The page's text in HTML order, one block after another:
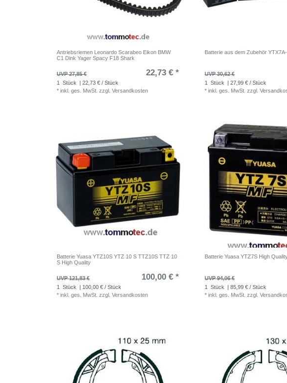
Antriebsriemen Leonardo Scarabeo Eikon BMW
C1 Dink Yager Spacy F18 Shark
UVP 27,85 € 22,73 € *
1 Stück
| 22,73 € / Stück
*inkl. ges. MwSt. zzgl.Versandkosten
Batterie aus dem Zubehör
UVP 30,62 €
1 Stück
| 27,99 € / Stück
*inkl. ges. MwSt. zzgl.
Batterie Yuasa YTZ10S YTZ 10 S TTZ10S TTZ 10
S High Quality
UVP 121,83 € 100,00 € *
1 Stück
| 100,00 € / Stück
*inkl. ges. MwSt. zzgl.Versandkosten
Batterie Yuasa YTZ7S High
UVP 94,06 €
1 Stück
| 85,99 € / Stück
*inkl. ges. MwSt. zzgl.